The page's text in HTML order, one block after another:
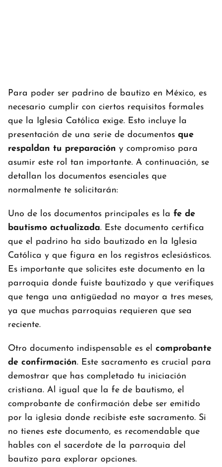
Para poder ser padrino de bautizo en México, es
necesario cumplir con ciertos requisitos formales
que la Iglesia Católica exige. Esto incluye la
presentación de una serie de documentos que
respaldan tu preparación y compromiso para
asumir este rol tan importante. A continuación, se
detallan los documentos esenciales que
normalmente te solicitarán:
Uno de los documentos principales es la fe de
bautismo actualizada. Este documento certifica
que el padrino ha sido bautizado en la Iglesia
Católica y que figura en los registros eclesiásticos.
Es importante que solicites este documento en la
parroquia donde fuiste bautizado y que verifiques
que tenga una antigüedad no mayor a tres meses,
ya que muchas parroquias requieren que sea
reciente.
Otro documento indispensable es el comprobante
de confirmación. Este sacramento es crucial para
demostrar que has completado tu iniciación
cristiana. Al igual que la fe de bautismo, el
comprobante de confirmación debe ser emitido
por la iglesia donde recibiste este sacramento. Si
no tienes este documento, es recomendable que
hables con el sacerdote de la parroquia del
bautizo para explorar opciones.